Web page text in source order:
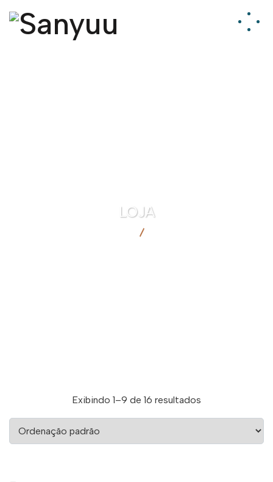
LOJA
Exibindo 1–9 de 16 resultados